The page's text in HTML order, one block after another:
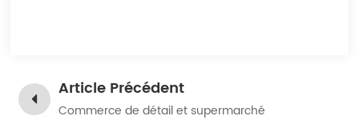
Article Précédent
Commerce de détail et supermarché